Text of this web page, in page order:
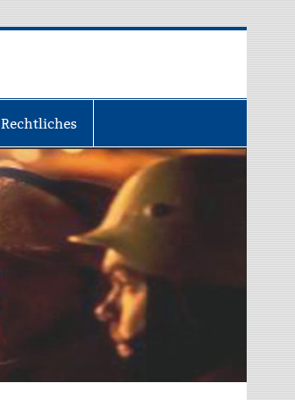
Rechtliches